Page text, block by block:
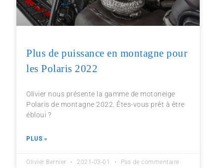
Plus de puissance en montagne pour
les Polaris 2022
Olivier nous présente la gamme de motoneige
Polaris de montagne 2022. Êtes-vous prêt à être
ébloui ?
PLUS »
Olivier Bernier 2021-03-01 Pas de commentaire